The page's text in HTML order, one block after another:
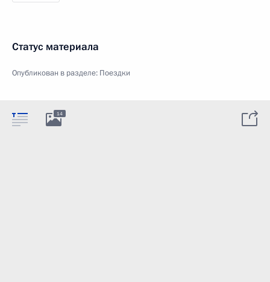
Статус материала
Опубликован в разделе: Поездки
14